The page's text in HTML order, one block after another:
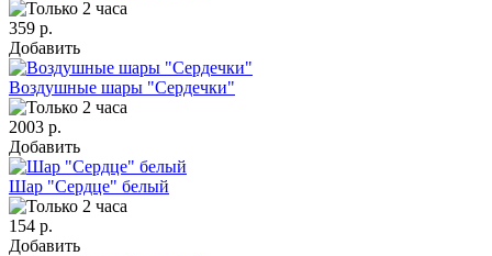
359 р.
Добавить
Воздушные шары "Сердечки"
2003 р.
Добавить
Шар "Сердце" белый
154 р.
Добавить